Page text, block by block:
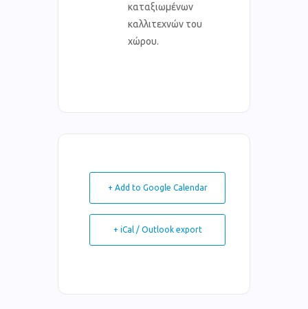
καταξιωμένων
καλλιτεχνών του
χώρου.
+ Add to Google Calendar
+ iCal / Outlook export